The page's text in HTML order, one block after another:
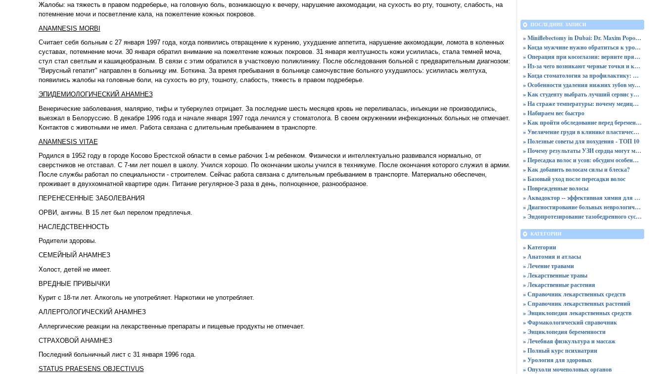
Жалобы: на тяжесть в правом подреберье, на головную боль, возникающую к вечеру, нарушение аккомодации, на сухость во рту, тошноту, слабость, на
потемнение мочи и посветление кала, на пожелтение кожных покровов.
ANAMNESIS MORBI
Считает себя больным с 27 января 1997 года, когда появились отвращение к курению, ухудшение аппетита, нарушение аккомодации, ломота в коленных
суставах, потемнение мочи. 30 января обратил внимание на пожелтение кожных покровов. 31 января желтушность кожи усилилась, стала темней моча,
стул стал светлым и кашицеобразным. В связи с этим обратился в участковую поликлинику. После обследования больной с предварительным диагнозом:
"Вирусный гепатит" направлен в больницу им. Боткина. За время пребывания в больнице самочувствие больного ухудшилось: усилилась желтуха,
появились жалобы на головные боли, на сухость во рту, тошноту, слабость, тяжесть в правом подреберье.
ЭПИДЕМИОЛОГИЧЕСКИЙ АНАМНЕЗ
Венерические заболевания, малярию, тифы и туберкулез отрицает. За последние шесть месяцев кровь не переливалась, инъекции не производились,
выезжал в Белоруссию. В декабре 1996 года и начале января 1997 года лечился у стоматолога. В своем окружениии инфекционных больных не отмечает.
Контактов с животными не имел. Работа связана с длительным пребыванием в транспорте.
ANAMNESIS VITAE
Родился в 1952 году в городе Косово Брестской области в семье рабочих 1-м ребенком. Физически и интеллектуально развивался нормально, от
сверстников не отставал. С 7-ми лет пошел в школу. Учился хорошо. По окончании школы учился в техникуме. После окончания которого служил в армии.
После службы работал по специальности - строителем. Сейчас работа связана с длительным пребыванием в транспорте. Материально обеспечен,
проживает в двухкомнатной квартире один. Питание регулярное-3 раза в день, полноценное, разнообразное.
ПЕРЕНЕСЕННЫЕ ЗАБОЛЕВАНИЯ
ОРВИ, ангины. В 15 лет был перелом предплечья.
НАСЛЕДСТВЕННОСТЬ
Родители здоровы.
СЕМЕЙНЫЙ АНАМНЕЗ
Холост, детей не имеет.
ВРЕДНЫЕ ПРИВЫЧКИ
Курит с 18-ти лет. Алкоголь не употребляет. Наркотики не употребляет.
АЛЛЕРГОЛОГИЧЕСКИЙ АНАМНЕЗ
Аллергические реакции на лекарственные препараты и пищевые продукты не отмечает.
СТРАХОВОЙ АНАМНЕЗ
Последний больничный лист с 31 января 1996 года.
STATUS PRAESENS OBJECTIVUS
ПОСЛЕДНИЕ ЗАПИСИ
» Miniflebectomy in Dubai: Dr. Maxim Popovtsev
» Когда мужчине нужно обратиться к урологу: симптомы и диагностика
» Операция при косоглазии: верните прямой и уверенный взгляд
» Из-за чего возникают черные точки и каким образом их устранить?
» Когда стоматология за профилактику: почему NOVIKOVSKI выступает против сахара
» Особенности удаления нижних зубов мудрости: показания и процесс операции
» Как студенту выбрать лучший сервис учебной помощи и не ошибиться
» На страже температуры: почему медицинские холодильники незаменимы в здравоохранении?
» Набираем вес быстро
» Как пройти обследование перед беременностью
» Увеличение груди в клинике пластической хирургии
» Полезные советы для похудения - ТОП 10
» Почему результаты УЗИ сердца могут меняться от состояния человека и что это говорит о работе сердечной мышцы
» Пересадка волос и усов: обсудим особенности данной процедуры
» Как добавить волосам силы и блеска?
» Базовый уход после пересадки волос
» Поврежденные волосы
» Аквадоктор -- эффективная химия для чистки бассейнов
» Диагностирование больных неврологическими болезнями и расстройствами в Краснодаре
» Эндопротезирование тазобедренного сустава в клинике "Кураре Хирургия"
КАТЕГОРИИ
» Категории
» Анатомия и атласы
» Лечение травами
» Лекарственные травы
» Лекарственные растения
» Справочник лекарственных средств
» Справочник лекарственных растений
» Энциклопедия лекарственных средств
» Фармакологический справочник
» Энциклопедия беременности
» Лечебная физкультура и массаж
» Полный курс психиатрии
» Урология для здоровых
» Опухоли мочеполовых органов